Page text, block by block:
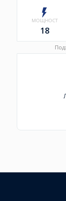
МОЩНОСТ
18